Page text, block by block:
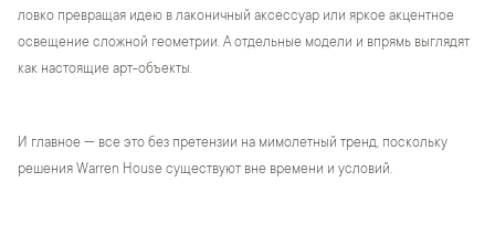
ловко превращая идею в лаконичный аксессуар или яркое акцентное
освещение сложной геометрии. А отдельные модели и впрямь выглядят
как настоящие арт-объекты.
И главное — все это без претензии на мимолетный тренд, поскольку
решения Warren House существуют вне времени и условий.